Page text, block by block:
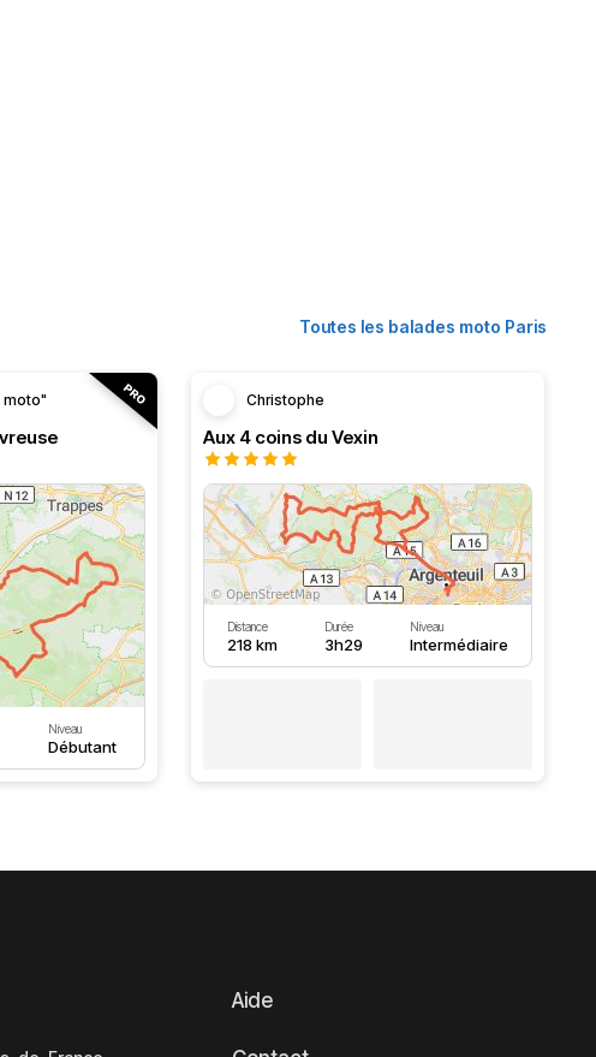
Toutes les balades moto Paris
moto"
Niveau
Débutant
Christophe
Aux 4 coins du Vexin
Distance
218 km
Durée
3h29
Niveau
Intermédiaire
Aide